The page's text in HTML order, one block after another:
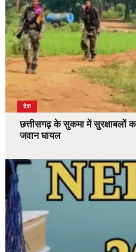
देश
छत्तीसगढ़ के सुकमा में सुरक्षाबलों
जवान घायल